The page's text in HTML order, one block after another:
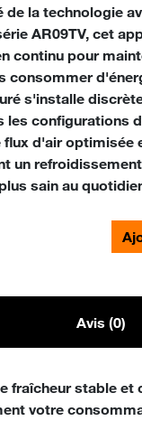
de la technologie
AR09TV, cet
continu pour
consommer
s'installe
les configurations
d'air optimisée
un
sain au
Avis (0)
fraîcheur stable et
votre